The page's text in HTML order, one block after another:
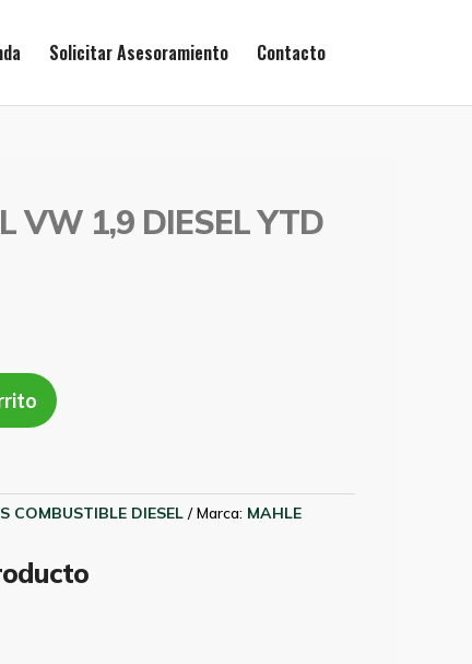
Solicitar Asesoramiento Contacto
VW 1,9 DIESEL YTD
COMBUSTIBLE DIESEL Marca: MAHLE